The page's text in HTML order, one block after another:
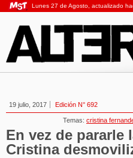
Lunes 27 de Agosto, actualizado
19 julio, 2017 Edición N° 692
Temas: cristina
En vez de pararle
Cristina